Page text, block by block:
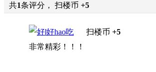
共1条评分， 扫楼币 +5
好hao吃 扫楼币 +5
非常精彩！！！